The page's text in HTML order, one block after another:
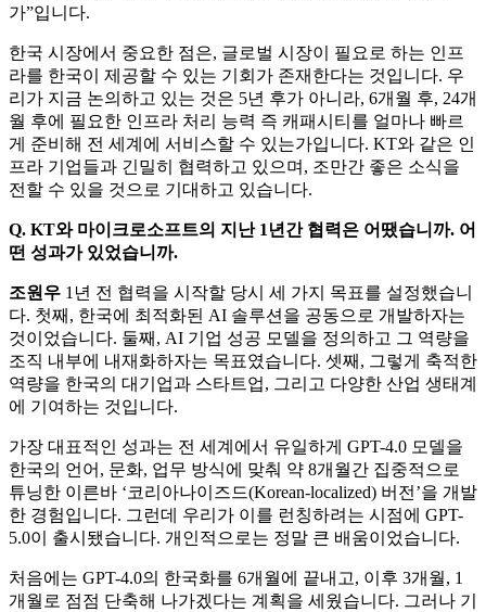
가”입니다.
한국 시장에서 중요한 점은, 글로벌 시장이 필요로 하는 인프
라를 한국이 제공할 수 있는 기회가 존재한다는 것입니다. 우
리가 지금 논의하고 있는 것은 5년 후가 아니라, 6개월 후, 24개
월 후에 필요한 인프라 처리 능력 즉 캐패시티를 얼마나 빠르
게 준비해 전 세계에 서비스할 수 있는가입니다. KT와 같은 인
프라 기업들과 긴밀히 협력하고 있으며, 조만간 좋은 소식을
전할 수 있을 것으로 기대하고 있습니다.
Q. KT와 마이크로소프트의 지난 1년간 협력은 어땠습니까. 어
떤 성과가 있었습니까.
조원우 1년 전 협력을 시작할 당시 세 가지 목표를 설정했습니
다. 첫째, 한국에 최적화된 AI 솔루션을 공동으로 개발하자는
것이었습니다. 둘째, AI 기업 성공 모델을 정의하고 그 역량을
조직 내부에 내재화하자는 목표였습니다. 셋째, 그렇게 축적한
역량을 한국의 대기업과 스타트업, 그리고 다양한 산업 생태계
에 기여하는 것입니다.
가장 대표적인 성과는 전 세계에서 유일하게 GPT-4.0 모델을
한국의 언어, 문화, 업무 방식에 맞춰 약 8개월간 집중적으로
튜닝한 이른바 ‘코리아나이즈드(Korean-localized) 버전’을 개발
한 경험입니다. 그런데 우리가 이를 런칭하려는 시점에 GPT-
5.0이 출시됐습니다. 개인적으로는 정말 큰 배움이었습니다.
처음에는 GPT-4.0의 한국화를 6개월에 끝내고, 이후 3개월, 1
개월로 점점 단축해 나가겠다는 계획을 세웠습니다. 그러나 기